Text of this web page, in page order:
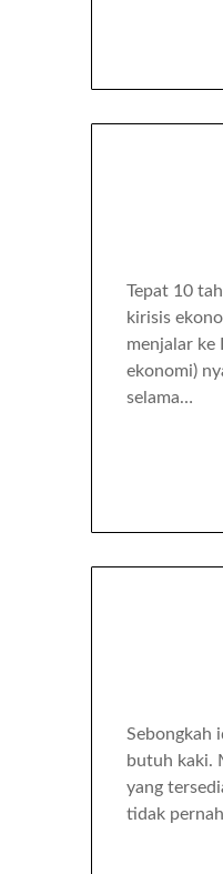
Tepat 10
kirisis
menjalar ke
ekonomi)
selama…
Sebongkah
butuh kaki.
yang
tidak